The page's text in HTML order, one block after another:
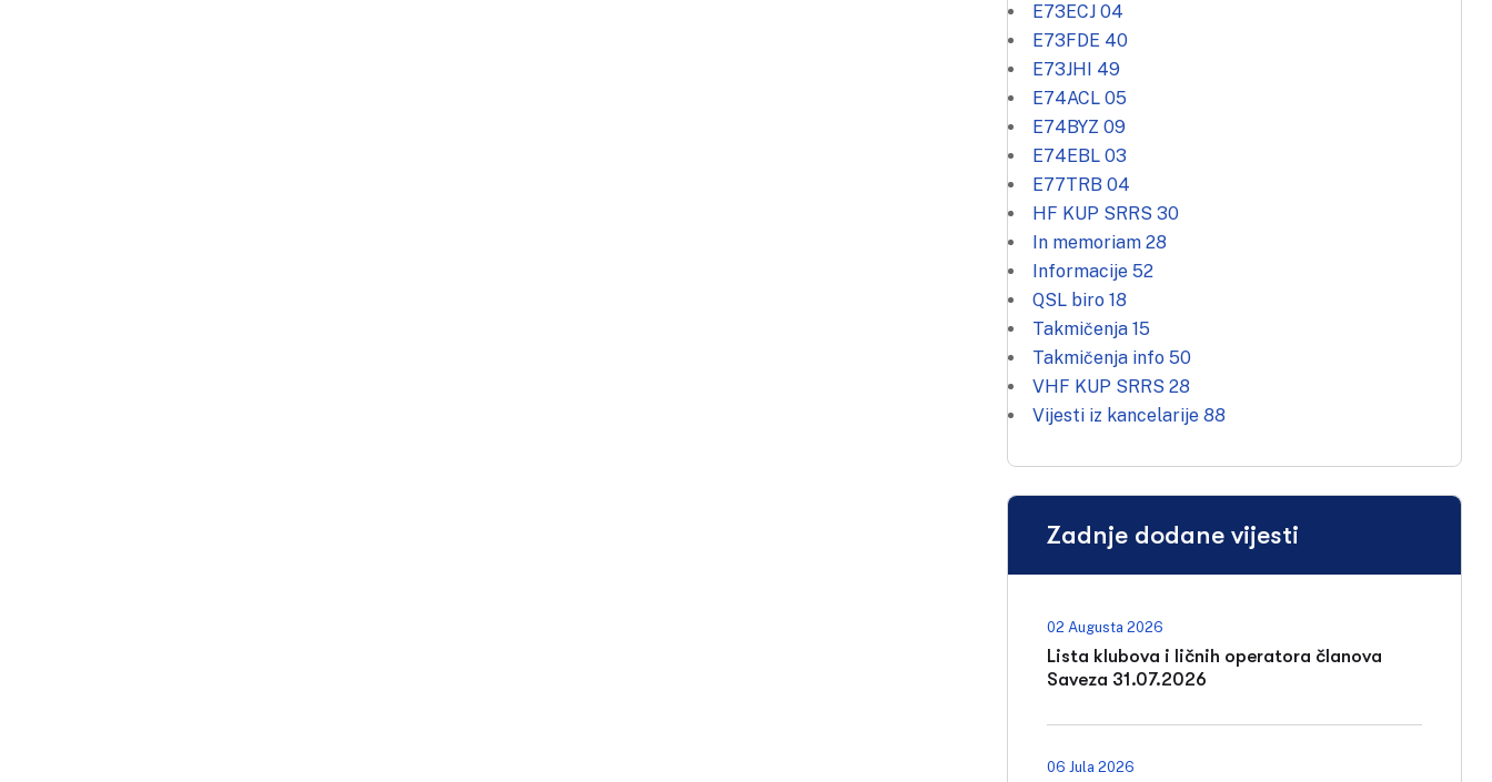
E73ECJ 04
E73FDE 40
E73JHI 49
E74ACL 05
E74BYZ 09
E74EBL 03
E77TRB 04
HF KUP SRRS 30
In memoriam 28
Informacije 52
QSL biro 18
Takmičenja 15
Takmičenja info 50
VHF KUP SRRS 28
Vijesti iz kancelarije 88
Zadnje dodane vijesti
02 Augusta 2026
Lista klubova i ličnih operatora članova
Saveza 31.07.2026
06 Jula 2026